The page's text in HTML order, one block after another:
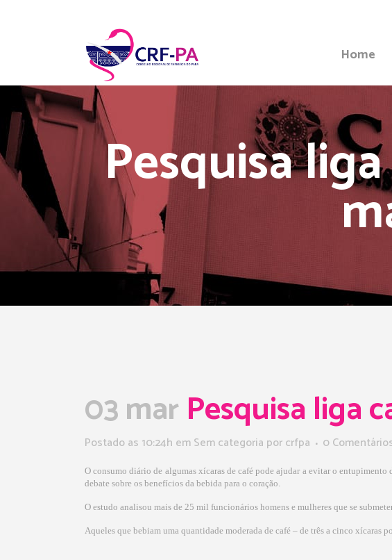
Home
Pesquisa
03 marPesquisa liga
Postado as 10:24h em Sem categoria porcrfpa 0
O consumo diário de algumas xícaras de café pode ajudar a evitar o entupimento
debate sobre os benefícios da bebida para o coração.
O estudo analisou mais de 25 mil funcionários homens e mulheres que se
Aqueles que bebiam uma quantidade moderada de café – de três a cinco xícaras